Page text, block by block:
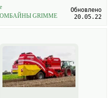
Обновлено
20.05.22
GRIMME